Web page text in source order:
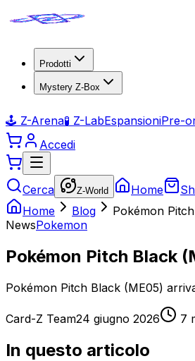
Prodotti
Mystery Z-Box
🕹️ Z-Arena🧪 Z-LabEspansioniPre-
Accedi
Cerca Z-World Home
Home
Blog
Pokémon
NewsPokemon
Pokémon Pitch Black
Pokémon Pitch Black (ME05)
Card-Z Team24 giugno 2026 7
In questo articolo